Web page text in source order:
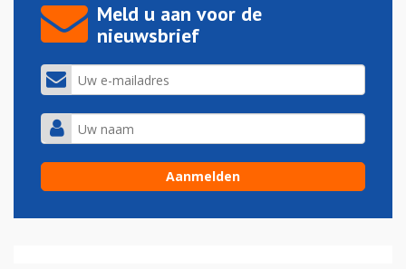
Meld u aan voor de
nieuwsbrief